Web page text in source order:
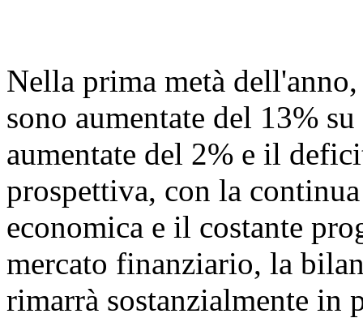
Nella prima metà
sono aumentate del 13%
aumentate del 2% e il
prospettiva, con la
economica e il costante
mercato finanziario, la
rimarrà sostanzialmente in